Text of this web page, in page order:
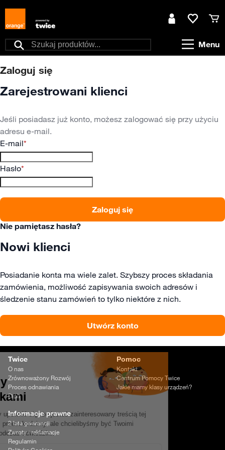
Przejdź do treści
Menu
Szukaj
Moje kontoUlubione
Zaloguj się
Zarejestrowani klienci
Jeśli posiadasz już konto, możesz zalogować się przy użyciu
adresu e-mail.
E-mail
Hasło
Zaloguj się
Nie pamiętasz hasła?
Nowi klienci
Posiadanie konta ma wiele zalet. Szybszy proces składania
zamówienia, możliwość zapisywania swoich adresów i
śledzenie stanu zamówień to tylko niektóre z nich.
Utwórz konto
Twice
O nas
Zrównoważony Rozwój
Proces odnawiania
Dipli
Pomoc
Kontakt
Centrum Pomocy Twice
Jakie mamy klasy urządzeń?
Informacje prawne
2 lata gwarancji
Zwroty i reklamacje
Regulamin